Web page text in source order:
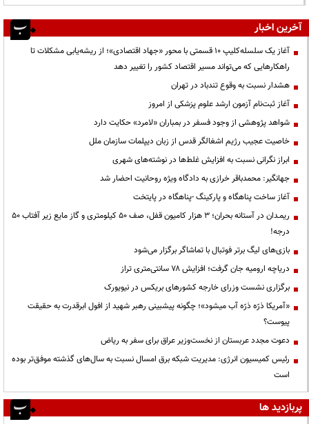
آخرین اخبار
آغاز یک سلسله‌کلیپ ۱۰ قسمتی با محور «جهاد اقتصادی»؛ از ریشه‌یابی مشکلات تا
راهکارهایی که می‌تواند مسیر اقتصاد کشور را تغییر دهد
هشدار نسبت به وقوع تندباد در تهران
آغاز ثبت‌نام آزمون ارشد علوم پزشکی از امروز
شواهد پژوهشی از وجود فسفر در بمباران «لامرد» حکایت دارد
خاصیت عجیب رژیم اشغالگر قدس از زبان دیپلمات سازمان ملل
ابراز نگرانی نسبت به افزایش غلط‌ها در نوشته‌های شهری
جهانگیر: محمدباقر خرازی به دادگاه ویژه روحانیت احضار شد
آغاز ساخت پناهگاه و پارکینگ -پناهگاه در پایتخت
ریمـدان در آستانه بحران؛ ۳ هزار کامیون قفل، صف ۵۰ کیلومتری و گاز مایع زیر آفتاب ۵۰
درجه!
بازی‌های لیگ برتر فوتبال با تماشاگر برگزار می‌شود
دریاچه ارومیه جان گرفت؛ افزایش ۷۸ سانتی‌متری تراز
برگزاری نشست وزرای خارجه کشورهای بریکس در نیویورک
«آمریکا ذرّه ذرّه آب میشود»؛ چگونه پیشبینی رهبر شهید از افول ابرقدرت به حقیقت
پیوست؟
دعوت مجدد عربستان از نخست‌وزیر عراق برای سفر به ریاض
رئیس کمیسیون انرژی: مدیریت شبکه برق امسال نسبت به سال‌های گذشته موفق‌تر بوده
است
پربازدید ها